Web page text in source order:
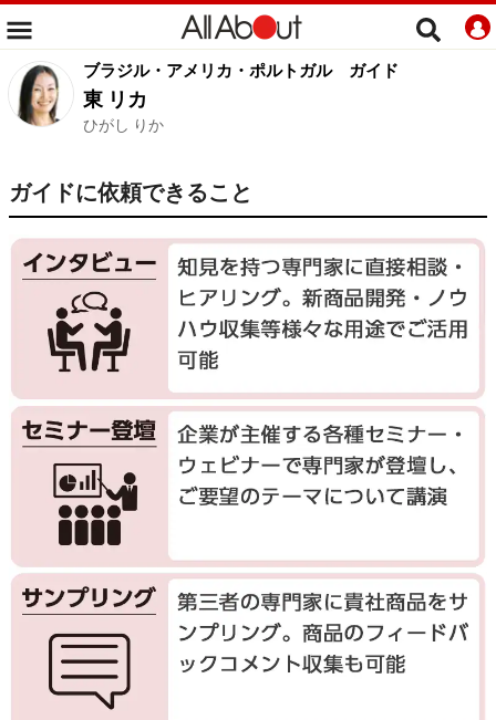
ブラジル・アメリカ・ポルトガル ガイド
東 リカ
ひがし りか
ガイドに依頼できること